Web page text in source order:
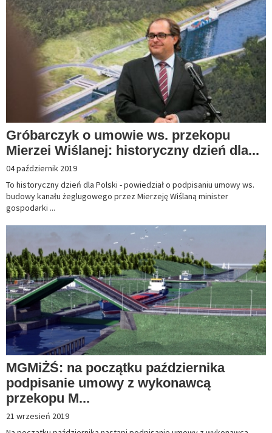
Gróbarczyk o umowie ws. przekopu
Mierzei Wiślanej: historyczny dzień dla...
04 październik 2019
To historyczny dzień dla Polski - powiedział o podpisaniu umowy ws.
budowy kanału żeglugowego przez Mierzeję Wiślaną minister
gospodarki ...
MGMiŻŚ: na początku października
podpisanie umowy z wykonawcą
przekopu M...
21 wrzesień 2019